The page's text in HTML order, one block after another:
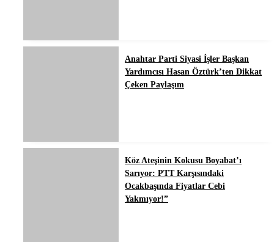
Anahtar Parti Siyasi İşler Başkan
Yardımcısı Hasan Öztürk’ten Dikkat
Çeken Paylaşım
Köz Ateşinin Kokusu Boyabat’ı
Sarıyor: PTT Karşısındaki
Ocakbaşında Fiyatlar Cebi
Yakmıyor!”